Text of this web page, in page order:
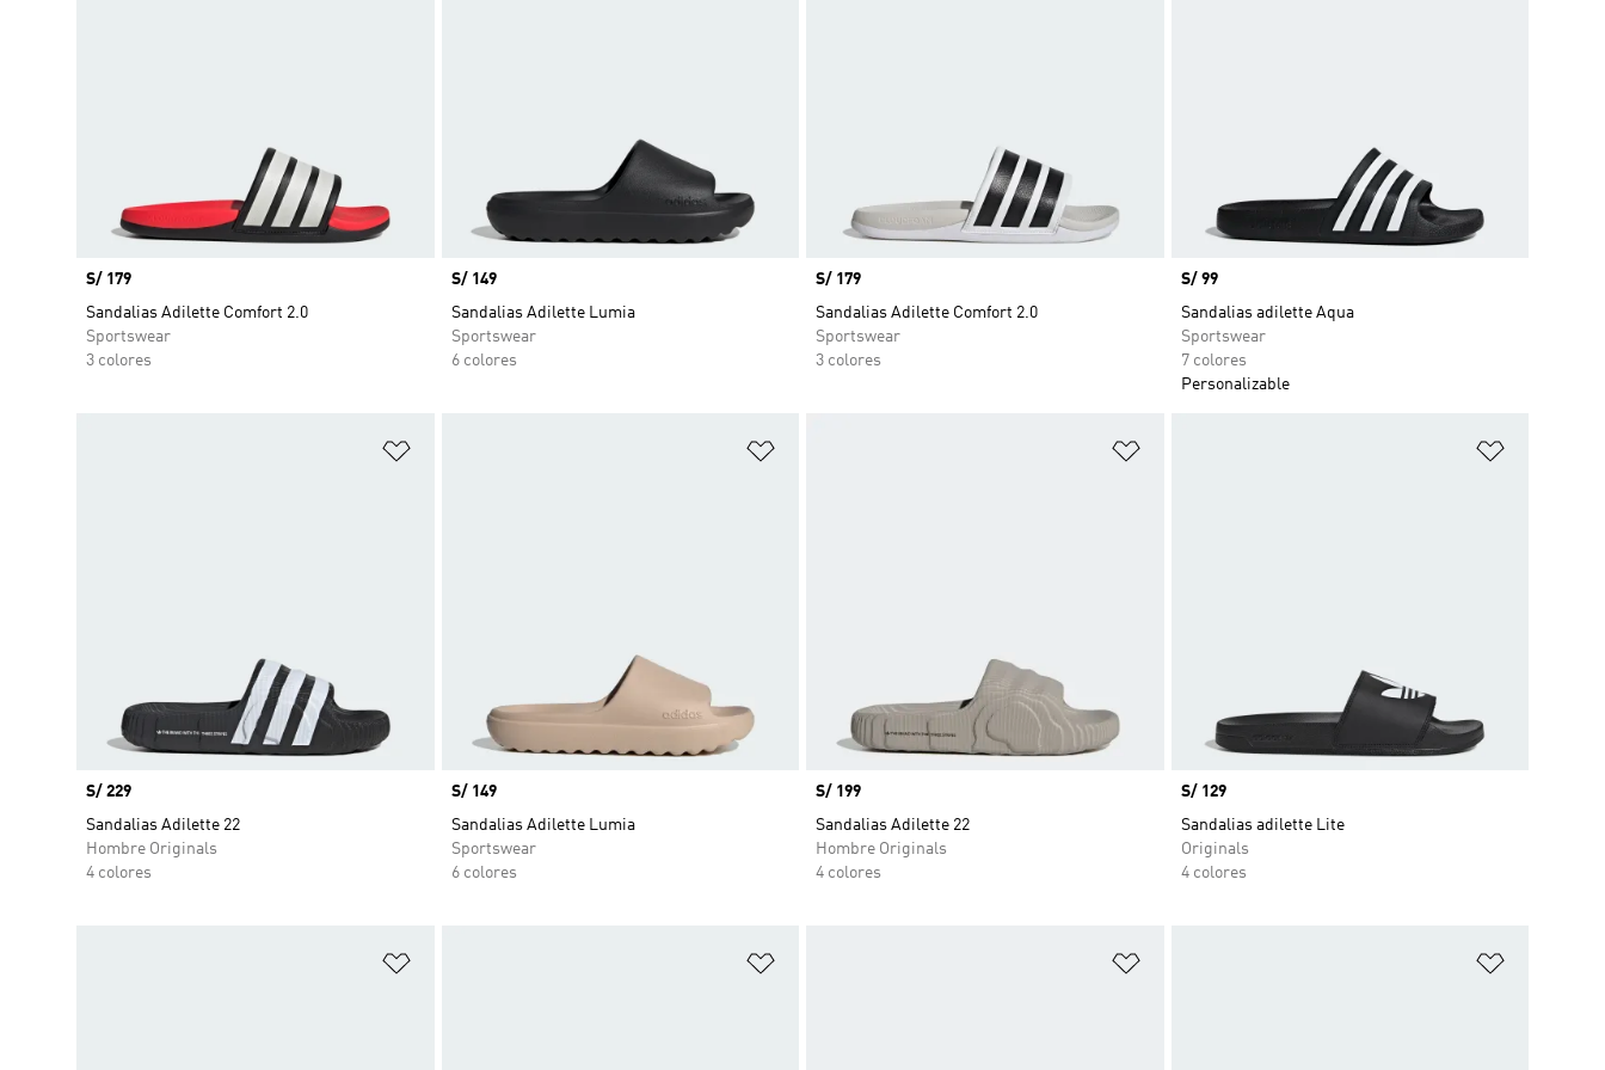
Precio
S/ 179
Sandalias Adilette Comfort 2.0
Sportswear
3 colores
Precio
S/ 149
Sandalias Adilette Lumia
Sportswear
6 colores
Precio
S/ 179
Sandalias Adilette Comfort 2.0
Sportswear
3 colores
Precio
S/ 99
Sandalias adilette Aqua
Sportswear
7 colores
Personalizable
Precio
S/ 229
Sandalias Adilette 22
Hombre Originals
4 colores
Precio
S/ 149
Sandalias Adilette Lumia
Sportswear
6 colores
Precio
S/ 199
Sandalias Adilette 22
Hombre Originals
4 colores
Precio
S/ 129
Sandalias adilette Lite
Originals
4 colores